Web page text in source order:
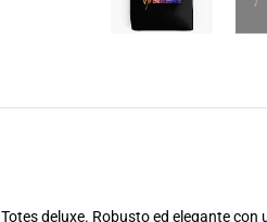
Totes deluxe. Robusto ed elegante